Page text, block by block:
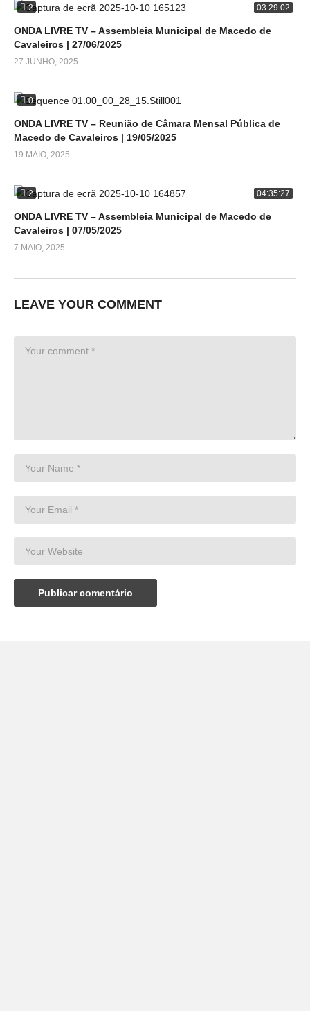
2 03:29:02
ONDA LIVRE TV – Assembleia Municipal de Macedo de
Cavaleiros | 27/06/2025
27 JUNHO, 2025
0
ONDA LIVRE TV – Reunião de Câmara Mensal Pública de
Macedo de Cavaleiros | 19/05/2025
19 MAIO, 2025
2 04:35:27
ONDA LIVRE TV – Assembleia Municipal de Macedo de
Cavaleiros | 07/05/2025
7 MAIO, 2025
LEAVE YOUR COMMENT